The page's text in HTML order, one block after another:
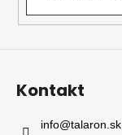
Kontakt
info@talaron.sk